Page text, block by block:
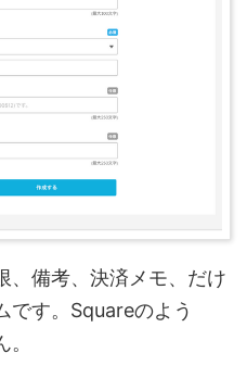
、備考、決済メモ、だけ
です。Squareのよう